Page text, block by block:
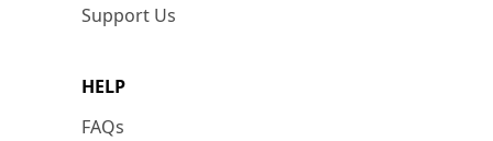
Support Us
HELP
FAQs